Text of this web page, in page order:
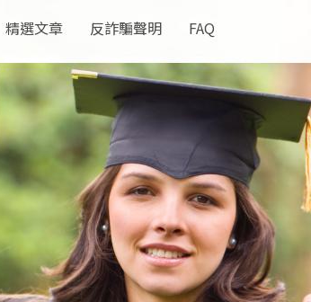
精選文章 反詐騙聲明 FAQ